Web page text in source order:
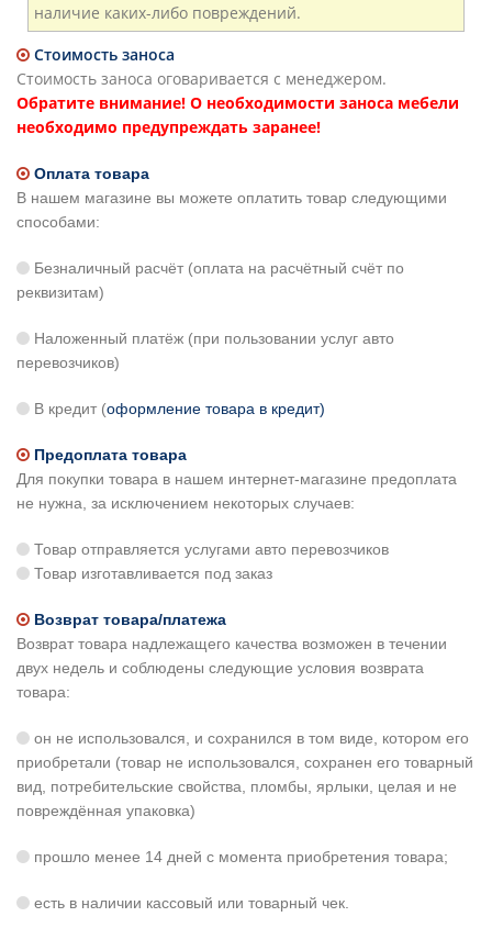
наличие каких-либо повреждений.
Стоимость заноса
Стоимость заноса оговаривается с менеджером.
Обратите внимание! О необходимости заноса мебели
необходимо предупреждать заранее!
Оплата товара
В нашем магазине вы можете оплатить товар следующими
способами:
Безналичный расчёт (оплата на расчётный счёт по
реквизитам)
Наложенный платёж (при пользовании услуг авто
перевозчиков)
В кредит (оформление товара в кредит)
Предоплата товара
Для покупки товара в нашем интернет-магазине предоплата
не нужна, за исключением некоторых случаев:
Товар отправляется услугами авто перевозчиков
Товар изготавливается под заказ
Возврат товара/платежа
Возврат товара надлежащего качества возможен в течении
двух недель и соблюдены следующие условия возврата
товара:
он не использовался, и сохранился в том виде, котором его
приобретали (товар не использовался, сохранен его товарный
вид, потребительские свойства, пломбы, ярлыки, целая и не
повреждённая упаковка)
прошло менее 14 дней с момента приобретения товара;
есть в наличии кассовый или товарный чек.